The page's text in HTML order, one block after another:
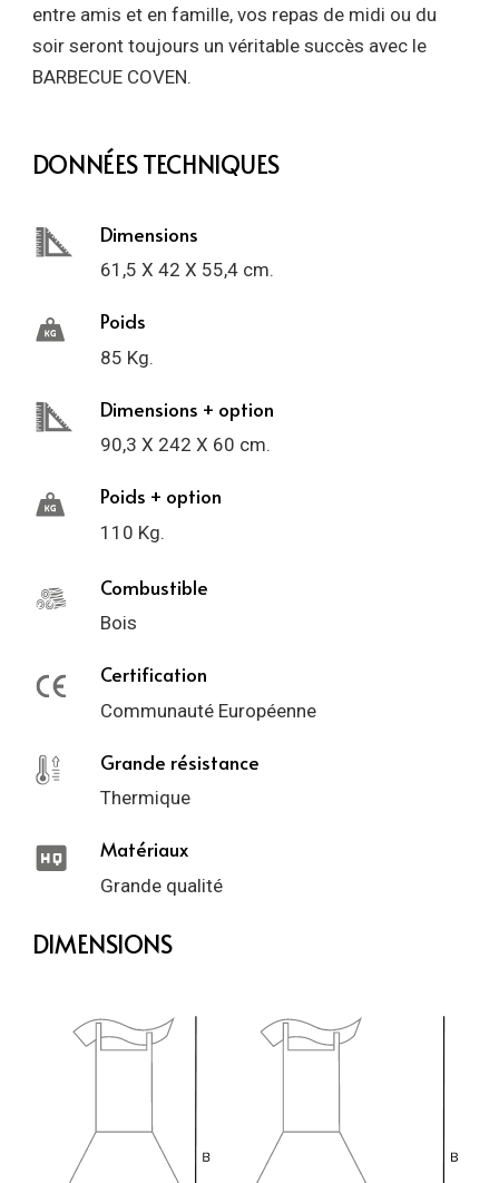
entre amis et en famille, vos repas de midi ou du
soir seront toujours un véritable succès avec le
BARBECUE COVEN.
DONNÉES TECHNIQUES
Dimensions
61,5 X 42 X 55,4 cm.
Poids
85 Kg.
Dimensions + option
90,3 X 242 X 60 cm.
Poids + option
110 Kg.
Combustible
Bois
Certification
Communauté Européenne
Grande résistance
Thermique
Matériaux
Grande qualité
DIMENSIONS